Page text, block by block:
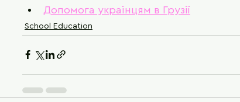
Допомога українцям в Грузії
School Education